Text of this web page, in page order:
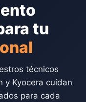
tu
técnicos
y Kyocera cuidan
para cada